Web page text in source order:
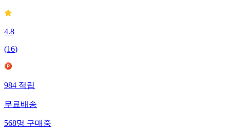
4.8
(16)
984 적립
무료배송
568명 구매중